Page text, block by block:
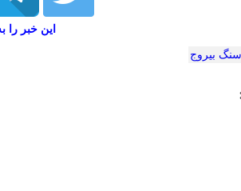
این خبر را
سنگ بیروج